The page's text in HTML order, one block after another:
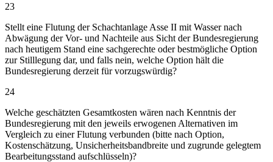
23
Stellt eine Flutung der Schachtanlage Asse II mit Wasser nach
Abwägung der Vor- und Nachteile aus Sicht der Bundesregierung
nach heutigem Stand eine sachgerechte oder bestmögliche Option
zur Stilllegung dar, und falls nein, welche Option hält die
Bundesregierung derzeit für vorzugswürdig?
24
Welche geschätzten Gesamtkosten wären nach Kenntnis der
Bundesregierung mit den jeweils erwogenen Alternativen im
Vergleich zu einer Flutung verbunden (bitte nach Option,
Kostenschätzung, Unsicherheitsbandbreite und zugrunde gelegtem
Bearbeitungsstand aufschlüsseln)?